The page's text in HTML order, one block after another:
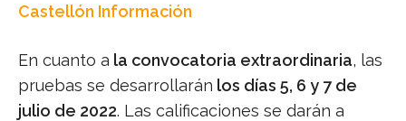
Castellón Información
En cuanto a la convocatoria extraordinaria, las
pruebas se desarrollarán los días 5, 6 y 7 de
julio de 2022. Las calificaciones se darán a